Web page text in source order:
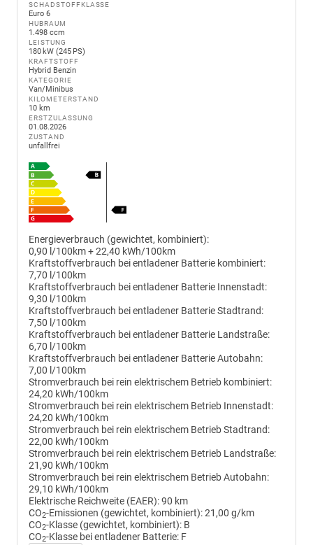
SCHADSTOFFKLASSE
Euro 6
HUBRAUM
1.498 ccm
LEISTUNG
180 kW (245 PS)
KRAFTSTOFF
Hybrid Benzin
KATEGORIE
Van/Minibus
KILOMETERSTAND
10 km
ERSTZULASSUNG
01.08.2026
ZUSTAND
unfallfrei
Energieverbrauch (gewichtet, kombiniert):
0,90 l/100km + 22,40 kWh/100km
Kraftstoffverbrauch bei entladener Batterie kombiniert:
7,70 l/100km
Kraftstoffverbrauch bei entladener Batterie Innenstadt:
9,30 l/100km
Kraftstoffverbrauch bei entladener Batterie Stadtrand:
7,50 l/100km
Kraftstoffverbrauch bei entladener Batterie Landstraße:
6,70 l/100km
Kraftstoffverbrauch bei entladener Batterie Autobahn:
7,00 l/100km
Stromverbrauch bei rein elektrischem Betrieb kombiniert:
24,20 kWh/100km
Stromverbrauch bei rein elektrischem Betrieb Innenstadt:
24,20 kWh/100km
Stromverbrauch bei rein elektrischem Betrieb Stadtrand:
22,00 kWh/100km
Stromverbrauch bei rein elektrischem Betrieb Landstraße:
21,90 kWh/100km
Stromverbrauch bei rein elektrischem Betrieb Autobahn:
29,10 kWh/100km
Elektrische Reichweite (EAER):90 km
CO2-Emissionen (gewichtet, kombiniert):21,00 g/km
CO2-Klasse (gewichtet, kombiniert): B
CO2-Klasse bei entladener Batterie: F